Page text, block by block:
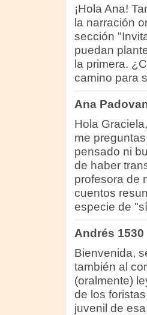
¡Hola Ana!
la narración
sección
puedan
la primera.
camino para
Ana
Hola
me
pensado ni
de haber
profesora de
cuentos
especie de
Andrés 1530
Bienvenida,
también al
(oralmente)
de los
juvenil de